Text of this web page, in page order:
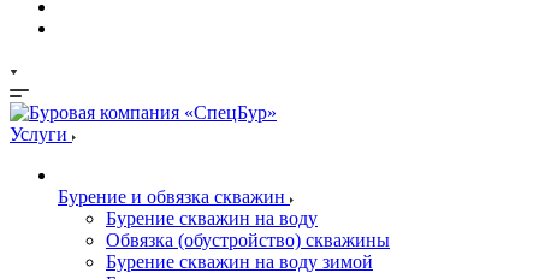
Услуги
Бурение и обвязка скважин
Бурение скважин на воду
Обвязка (обустройство) скважины
Бурение скважин на воду зимой